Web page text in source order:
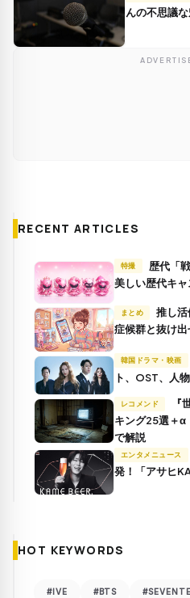
んの不思議
RECENT ARTICLES
特撮
美しい歴代キ
まとめ
推し活依存はなぜ起きる？有名人崇拝
症候群と抜け
韓国ドラマ・映画
ト、OST、人
レコメンド
キング25選＋α
で解説
エンタメニュース
発！「アサヒ
HOT KEYWORDS
#IVE #BTS